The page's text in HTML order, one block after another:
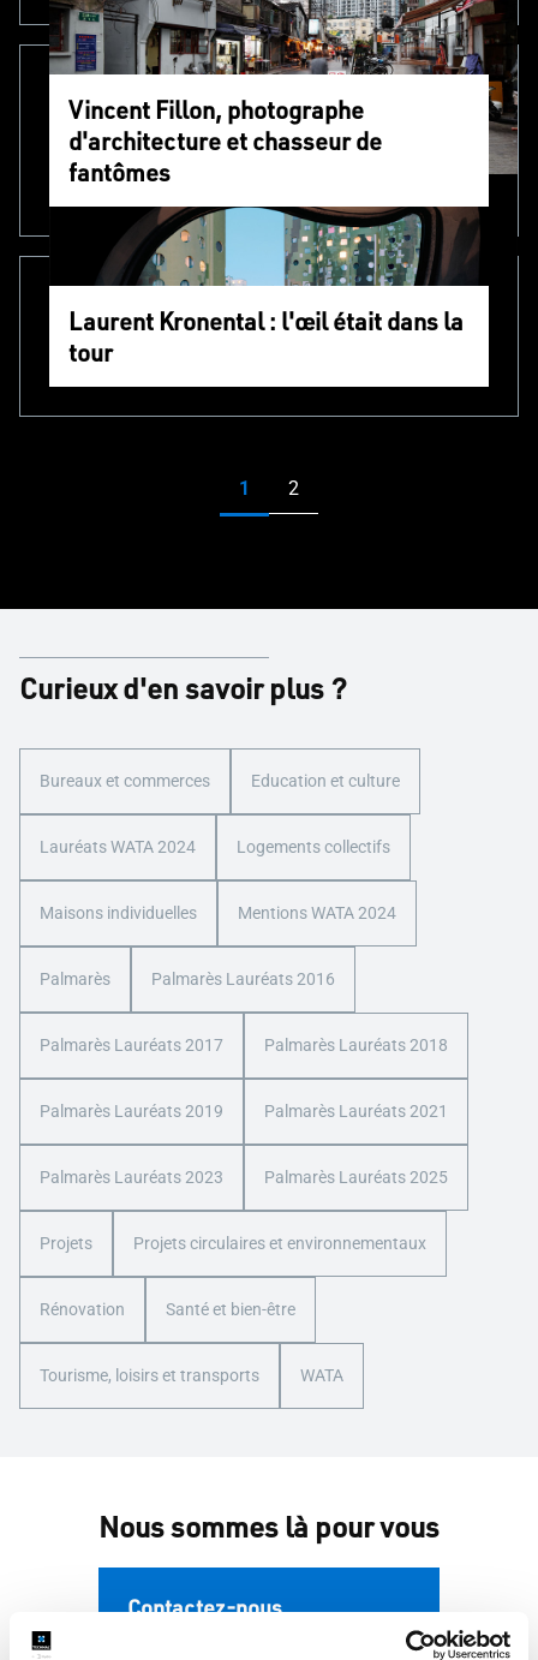
Vincent Fillon, photographe
d'architecture et chasseur de
fantômes
Laurent Kronental : l'œil était dans la
tour
Curieux d'en savoir plus ?
Bureaux et commerces Education et culture
Lauréats WATA 2024 Logements collectifs
Maisons individuelles Mentions WATA 2024
Palmarès Palmarès Lauréats 2016
Palmarès Lauréats 2017 Palmarès Lauréats 2018
Palmarès Lauréats 2019 Palmarès Lauréats 2021
Palmarès Lauréats 2023 Palmarès Lauréats 2025
Projets Projets circulaires et environnementaux
Rénovation Santé et bien-être
Tourisme, loisirs et transports WATA
Nous sommes là pour vous
Contactez-nous